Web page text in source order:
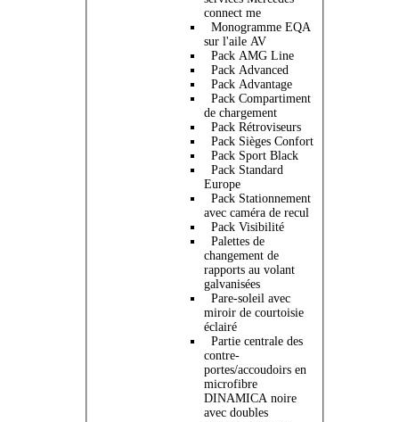
connect me
Monogramme EQA
sur l'aile AV
Pack AMG Line
Pack Advanced
Pack Advantage
Pack Compartiment
de chargement
Pack Rétroviseurs
Pack Sièges Confort
Pack Sport Black
Pack Standard
Europe
Pack Stationnement
avec caméra de recul
Pack Visibilité
Palettes de
changement de
rapports au volant
galvanisées
Pare-soleil avec
miroir de courtoisie
éclairé
Partie centrale des
contre-
portes/accoudoirs en
microfibre
DINAMICA noire
avec doubles